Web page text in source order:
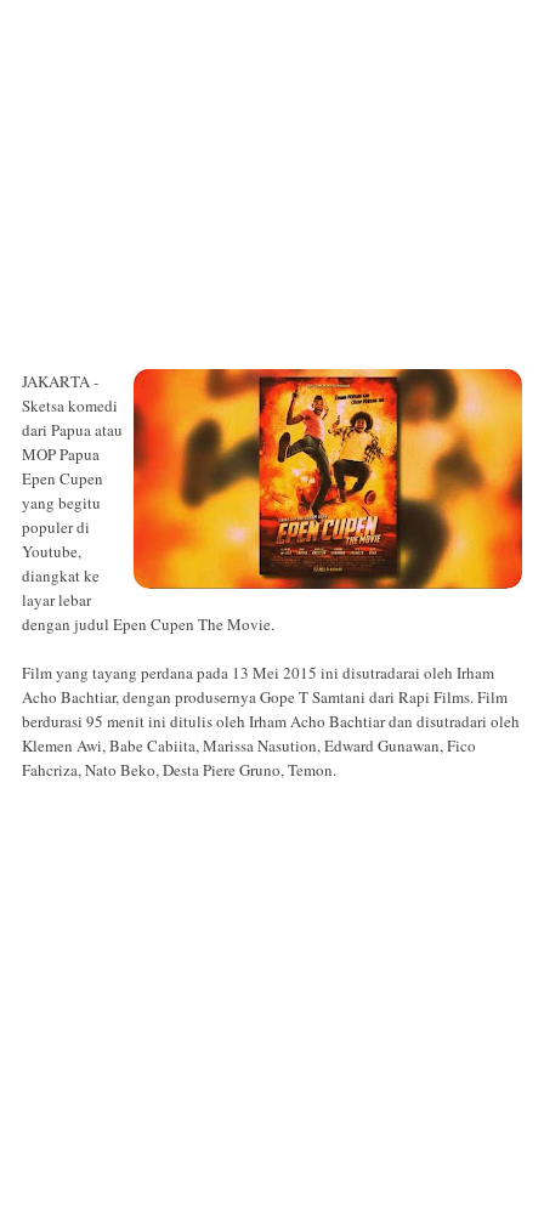
JAKARTA -
Sketsa komedi
dari Papua atau
MOP Papua
Epen Cupen
yang begitu
populer di
Youtube,
diangkat ke
layar lebar
dengan judul Epen Cupen The Movie.
Film yang tayang perdana pada 13 Mei 2015 ini disutradarai oleh Irham
Acho Bachtiar, dengan produsernya Gope T Samtani dari Rapi Films. Film
berdurasi 95 menit ini ditulis oleh Irham Acho Bachtiar dan disutradari oleh
Klemen Awi, Babe Cabiita, Marissa Nasution, Edward Gunawan, Fico
Fahcriza, Nato Beko, Desta Piere Gruno, Temon.